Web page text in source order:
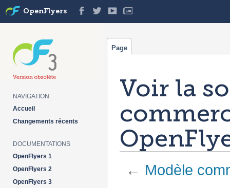
Voir la
← Modèle
Page
OpenFlyers
NAVIGATION
Accueil
Changements récents
DOCUMENTATIONS
OpenFlyers 1
OpenFlyers 2
OpenFlyers 3